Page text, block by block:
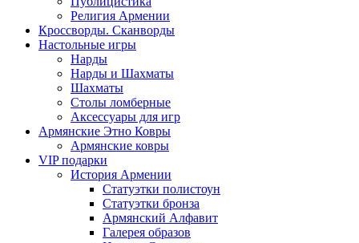
Религия Армении
Кроссворды. Сканворды
Настольные игры
Нарды
Нарды и Шахматы
Шахматы
Столы ломберные
Аксессуары для игр
Армянские Этно Ковры
Армянские ковры
VIP подарки
История Армении
Статуэтки полистоун
Статуэтки бронза
Армянский Алфавит
Галерея образов